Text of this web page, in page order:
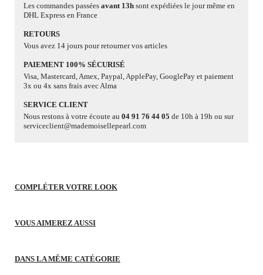
Les commandes passées avant 13h sont expédiées le jour même en
DHL Express en France
RETOURS
Vous avez 14 jours pour retourner vos articles
PAIEMENT 100% SÉCURISÉ
Visa, Mastercard, Amex, Paypal, ApplePay, GooglePay et paiement
3x ou 4x sans frais avec Alma
SERVICE CLIENT
Nous restons à votre écoute au 04 91 76 44 05 de 10h à 19h ou sur
serviceclient@mademoisellepearl.com
COMPLÉTER VOTRE LOOK
VOUS AIMEREZ AUSSI
DANS LA MÊME CATÉGORIE